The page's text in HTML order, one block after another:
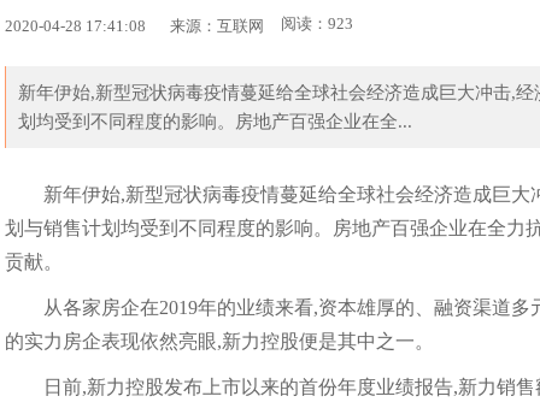
2020-04-28 17:41:08 来源：互联网 阅读：923
新年伊始,新型冠状病毒疫情蔓延给全球社会经济造成巨大冲击,
划均受到不同程度的影响。房地产百强企业在全...
新年伊始,新型冠状病毒疫情蔓延给全球社会经济造成巨
划与销售计划均受到不同程度的影响。房地产百强企业在全
贡献。
从各家房企在2019年的业绩来看,资本雄厚的、融资渠道
的实力房企表现依然亮眼,新力控股便是其中之一。
日前,新力控股发布上市以来的首份年度业绩报告,新力销